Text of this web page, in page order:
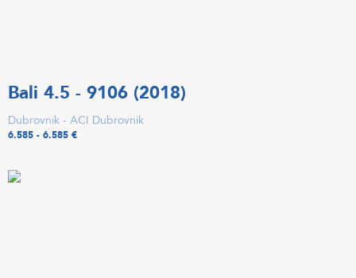
Bali 4.5 - 9106 (2018)
Dubrovnik - ACI Dubrovnik
6.585 - 6.585 €